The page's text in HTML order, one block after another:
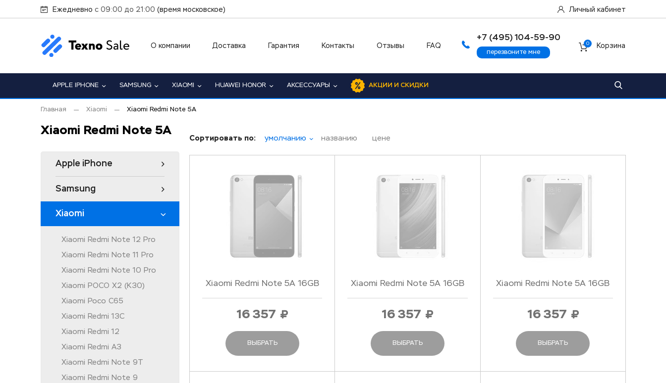
Ежедневно с 09:00 до 21:00 (время московское) Личный кабинет
О компании Доставка Гарантия Контакты Отзывы FAQ
+7 (495) 104-59-90
перезвоните мне
0 Корзина
APPLE IPHONE SAMSUNG XIAOMI HUAWEI HONOR АКСЕССУАРЫ АКЦИИ И СКИДКИ
Главная Xiaomi Xiaomi Redmi Note 5A
Xiaomi Redmi Note 5A
Apple iPhone
Samsung
Xiaomi
Xiaomi Redmi Note 12 Pro
Xiaomi Redmi Note 11 Pro
Xiaomi Redmi Note 10 Pro
Xiaomi POCO X2 (K30)
Xiaomi Poco C65
Xiaomi Redmi 13C
Xiaomi Redmi 12
Xiaomi Redmi A3
Xiaomi Redmi Note 9T
Xiaomi Redmi Note 9
Сортировать по: умолчанию названию цене
Xiaomi Redmi Note 5A 16GB
16 357
ВЫБРАТЬ
Xiaomi Redmi Note 5A 16GB
16 357
ВЫБРАТЬ
Xiaomi Redmi Note 5A 16GB
16 357
ВЫБРАТЬ